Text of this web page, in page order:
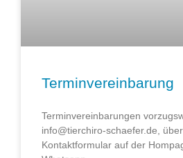
Terminvereinbarung
Terminvereinbarungen
info@tierchiro-schaefer.de,
Kontaktformular auf der